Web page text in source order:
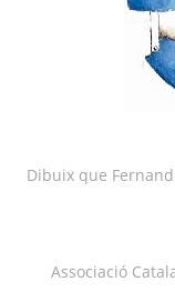
Dibuix que
Associació